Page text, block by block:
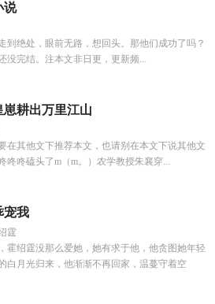
说
到绝处，眼前无路，想回头。那他们成功了吗？
没完结。注本文非日更，更新频...
崽耕出万里江山
在其他文下推荐本文，也请别在本文下说其他文
咚咚磕头了m（m。）农学教授朱襄穿...
宠我
霆
霍绍霆没那么爱她，她有求于他，他贪图她年轻
白月光归来，他渐渐不再回家，温蔓守着空